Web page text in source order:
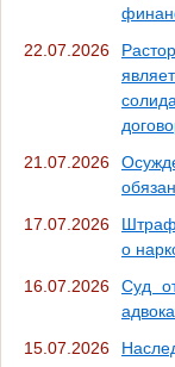
22.07.2026
21.07.2026
17.07.2026
о
16.07.2026
Суд
15.07.2026